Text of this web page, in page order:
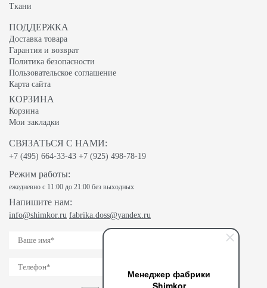
Менеджер фабрики
Shimkor
Ткани
ПОДДЕРЖКА
Доставка товара
Гарантия и возврат
Политика безопасности
Пользовательское соглашение
Карта сайта
КОРЗИНА
Корзина
Мои закладки
СВЯЗАТЬСЯ С НАМИ:
+7 (495) 664-33-43 +7 (925) 498-78-19
Режим работы:
ежедневно с 11:00 до 21:00 без выходных
Напишите нам:
info@shimkor.ru fabrika.doss@yandex.ru